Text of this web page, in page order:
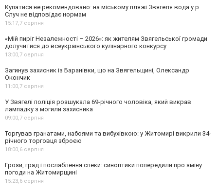
Купатися не рекомендовано: на міському пляжі Звягеля вода у р.
Случ не відповідає нормам
15:17, 7 серпня
«Мій пиріг Незалежності – 2026»: як жителям Звягельської громади
долучитися до всеукраїнського кулінарного конкурсу
13:00, 7 серпня
Загинув захисник із Баранівки, що на Звягельщині, Олександр
Окончик
11:00, 7 серпня
У Звягелі поліція розшукала 69-річного чоловіка, який викрав
лампадку з могили захисника
09:00, 7 серпня
Торгував гранатами, набоями та вибухівкою: у Житомирі викрили 34-
річного торговця зброєю
18:00, 6 серпня
Грози, град і послаблення спеки: синоптики попередили про зміну
погоди на Житомирщині
15:23, 6 серпня